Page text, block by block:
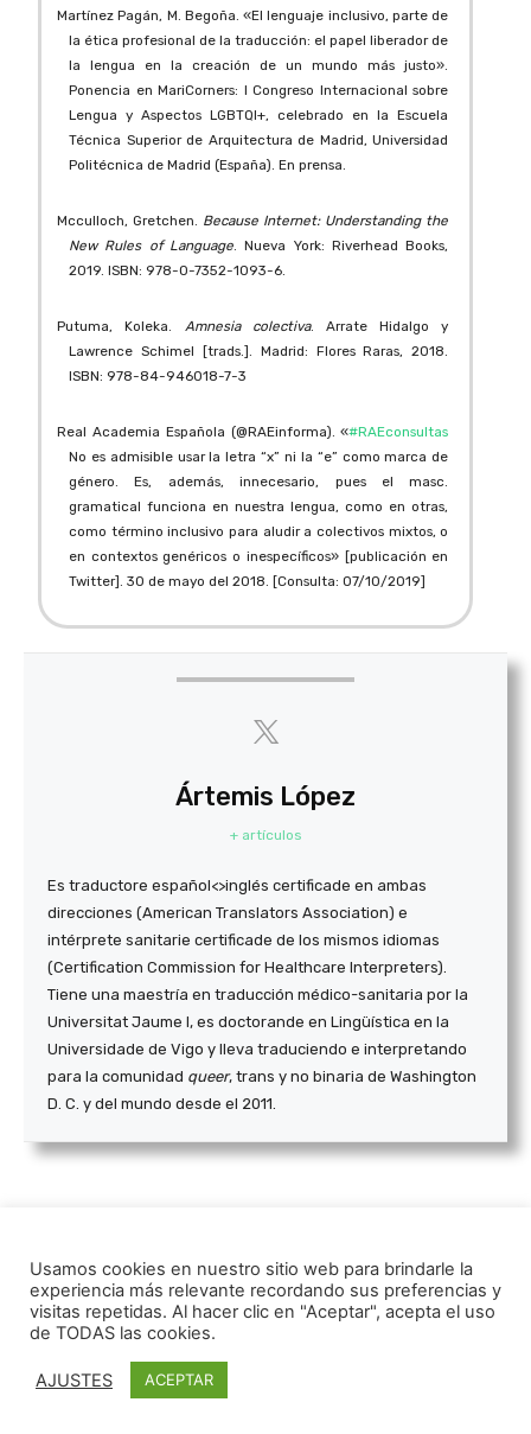
Martínez Pagán, M. Begoña. «El lenguaje inclusivo, parte de
la ética profesional de la traducción: el papel liberador de
la lengua en la creación de un mundo más justo».
Ponencia en MariCorners: I Congreso Internacional sobre
Lengua y Aspectos LGBTQI+, celebrado en la Escuela
Técnica Superior de Arquitectura de Madrid, Universidad
Politécnica de Madrid (España). En prensa.
Mcculloch, Gretchen. Because Internet: Understanding the
New Rules of Language. Nueva York: Riverhead Books,
2019. ISBN: 978-0-7352-1093-6.
Putuma, Koleka. Amnesia colectiva. Arrate Hidalgo y
Lawrence Schimel [trads.]. Madrid: Flores Raras, 2018.
ISBN: 978-84-946018-7-3
Real Academia Española (@RAEinforma). «#RAEconsultas
No es admisible usar la letra “x” ni la “e” como marca de
género. Es, además, innecesario, pues el masc.
gramatical funciona en nuestra lengua, como en otras,
como término inclusivo para aludir a colectivos mixtos, o
en contextos genéricos o inespecíficos» [publicación en
Twitter]. 30 de mayo del 2018. [Consulta: 07/10/2019]
Ártemis López
+ artículos
Es traductore español<>inglés certificade en ambas
direcciones (American Translators Association) e
intérprete sanitarie certificade de los mismos idiomas
(Certification Commission for Healthcare Interpreters).
Tiene una maestría en traducción médico-sanitaria por la
Universitat Jaume I, es doctorande en Lingüística en la
Universidade de Vigo y lleva traduciendo e interpretando
para la comunidad queer, trans y no binaria de Washington
D. C. y del mundo desde el 2011.
Facebook
Una imagen vale más que mil
palabras… (O no)
Usamos cookies en nuestro sitio web para brindarle la
experiencia más relevante recordando sus preferencias y
visitas repetidas. Al hacer clic en "Aceptar", acepta el uso
de TODAS las cookies.
AJUSTES ACEPTAR